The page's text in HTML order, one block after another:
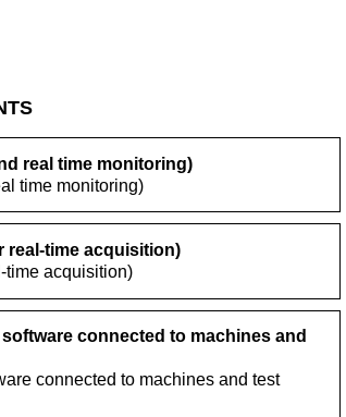
real time monitoring)
time monitoring)
real-time acquisition)
time acquisition)
connected to machines and
connected to machines and test